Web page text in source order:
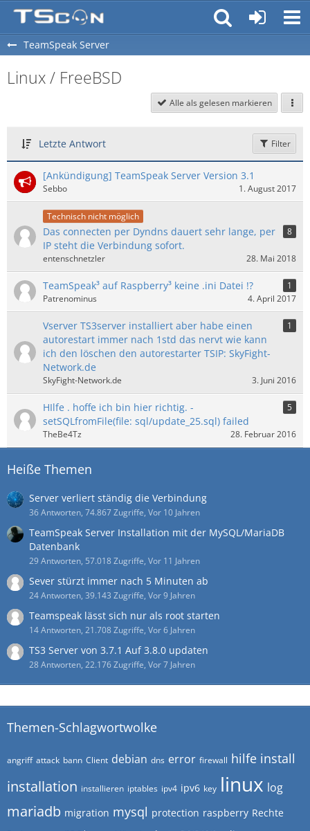
TeamSpeak Server
Linux / FreeBSD
Alle als gelesen markieren
Letzte Antwort Filter
[Ankündigung] TeamSpeak Server Version 3.1
Sebbo 1. August 2017
Technisch nicht möglich
Das connecten per Dyndns dauert sehr lange, per
IP steht die Verbindung sofort.
8
entenschnetzler 28. Mai 2018
TeamSpeak³ auf Raspberry³ keine .ini Datei !?
1
Patrenominus
4. April 2017
Vserver TS3server installiert aber habe einen
autorestart immer nach 1std das nervt wie kann
ich den löschen den autorestarter TSIP: SkyFight-
Network.de
1
SkyFight-Network.de 3. Juni 2016
HIlfe . hoffe ich bin hier richtig. -
setSQLfromFile(file: sql/update_25.sql) failed
5
TheBe4Tz 28. Februar 2016
Heiße Themen
Server verliert ständig die Verbindung
36 Antworten, 74.867 Zugriffe, Vor 10 Jahren
TeamSpeak Server Installation mit der MySQL/MariaDB
Datenbank
29 Antworten, 57.018 Zugriffe, Vor 11 Jahren
Sever stürzt immer nach 5 Minuten ab
24 Antworten, 39.143 Zugriffe, Vor 9 Jahren
Teamspeak lässt sich nur als root starten
14 Antworten, 21.708 Zugriffe, Vor 6 Jahren
TS3 Server von 3.7.1 Auf 3.8.0 updaten
28 Antworten, 22.176 Zugriffe, Vor 7 Jahren
Themen-Schlagwortwolke
angriff attack bann Client debian dns error firewall hilfe install
installation installieren iptables ipv4 ipv6 key linux log
mariadb migration mysql protection raspberry Rechte